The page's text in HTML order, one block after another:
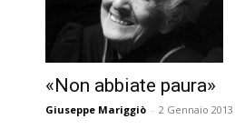
«Non abbiate paura»
Giuseppe Mariggiò - 2 Gennaio 2013